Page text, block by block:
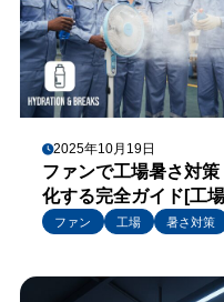
2025年10月19日
ファンで工場暑さ対
化する完全ガイド[工
ファン 工場
暑さ対策